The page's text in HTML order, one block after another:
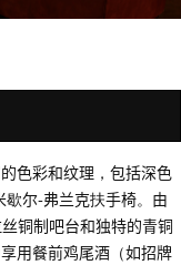
色彩和纹理，包括深色
尔-弗兰克扶手椅。由
铜制吧台和独特的青铜
用餐前鸡尾酒（如招牌